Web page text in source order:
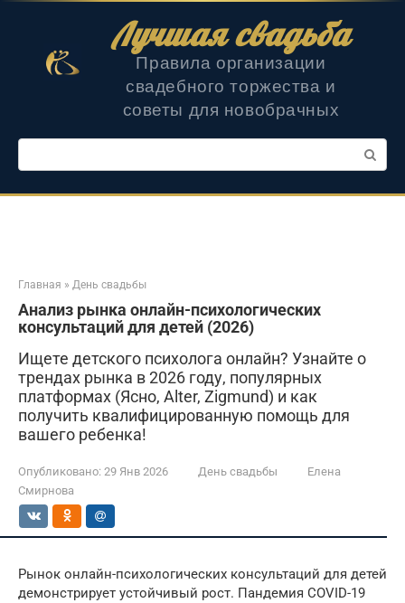
Лучшая свадьба
Правила организации
свадебного торжества и
советы для новобрачных
Поиск:
Главная » День свадьбы
Анализ рынка онлайн-психологических
консультаций для детей (2026)
Ищете детского психолога онлайн? Узнайте о
трендах рынка в 2026 году, популярных
платформах (Ясно, Alter, Zigmund) и как
получить квалифицированную помощь для
вашего ребенка!
Опубликовано: 29 Янв 2026 День свадьбы
Елена
Смирнова
Рынок онлайн-психологических консультаций для детей
демонстрирует устойчивый рост. Пандемия COVID-19